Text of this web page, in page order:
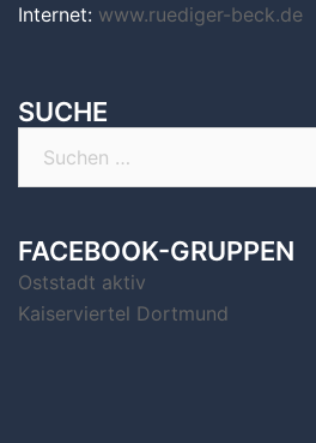
Internet: www.ruediger-beck.de
SUCHE
nach:
FACEBOOK-GRUPPEN
Oststadt aktiv
Kaiserviertel Dortmund